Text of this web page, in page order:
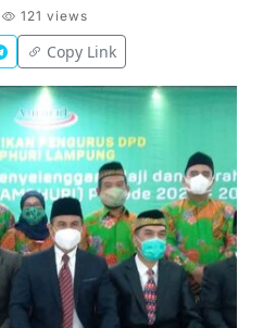
121 views
Copy Link